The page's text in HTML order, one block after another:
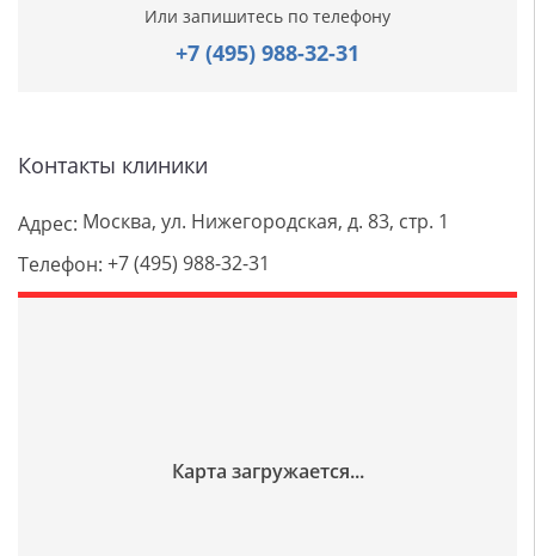
Или запишитесь по телефону
+7 (495) 988-32-31
Контакты клиники
Адрес: Москва, ул. Нижегородская, д. 83, стр. 1
Телефон: +7 (495) 988-32-31